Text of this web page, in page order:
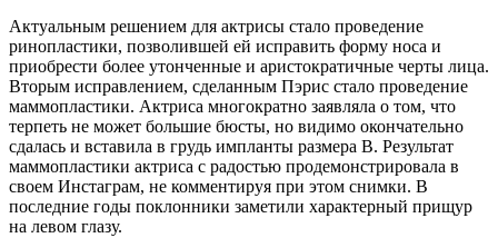
Актуальным решением для актрисы стало проведение
ринопластики, позволившей ей исправить форму носа и
приобрести более утонченные и аристократичные черты лица.
Вторым исправлением, сделанным Пэрис стало проведение
маммопластики. Актриса многократно заявляла о том, что
терпеть не может большие бюсты, но видимо окончательно
сдалась и вставила в грудь импланты размера В. Результат
маммопластики актриса с радостью продемонстрировала в
своем Инстаграм, не комментируя при этом снимки. В
последние годы поклонники заметили характерный прищур
на левом глазу.